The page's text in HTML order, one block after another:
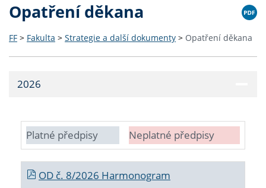
Opatření děkana
FF > Fakulta > Strategie a další dokumenty > Opatření děkana
2026
Platné předpisy Neplatné předpisy
OD č. 8/2026 Harmonogram